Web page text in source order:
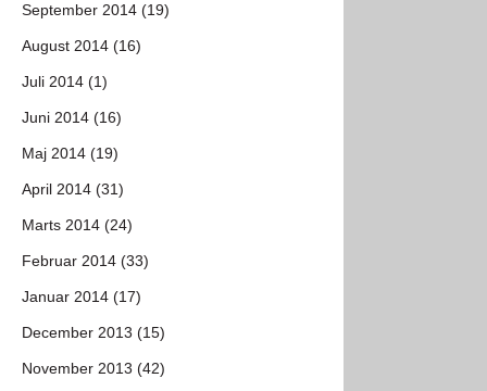
September 2014 (19)
August 2014 (16)
Juli 2014 (1)
Juni 2014 (16)
Maj 2014 (19)
April 2014 (31)
Marts 2014 (24)
Februar 2014 (33)
Januar 2014 (17)
December 2013 (15)
November 2013 (42)